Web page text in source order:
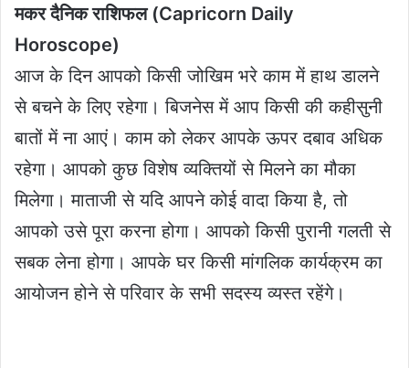
मकर दैनिक राशिफल (Capricorn Daily
Horoscope)
आज के दिन आपको किसी जोखिम भरे काम में हाथ डालने
से बचने के लिए रहेगा। बिजनेस में आप किसी की कहीसुनी
बातों में ना आएं। काम को लेकर आपके ऊपर दबाव अधिक
रहेगा। आपको कुछ विशेष व्यक्तियों से मिलने का मौका
मिलेगा। माताजी से यदि आपने कोई वादा किया है, तो
आपको उसे पूरा करना होगा। आपको किसी पुरानी गलती से
सबक लेना होगा। आपके घर किसी मांगलिक कार्यक्रम का
आयोजन होने से परिवार के सभी सदस्य व्यस्त रहेंगे।